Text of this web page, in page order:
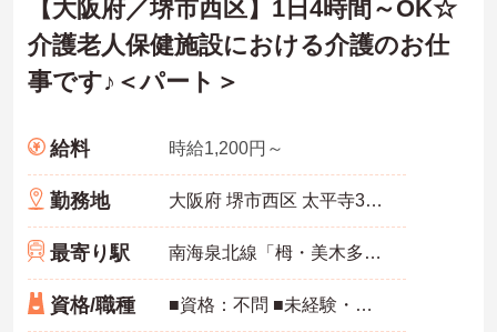
【大阪府／堺市西区】1日4時間～OK☆
介護老人保健施設における介護のお仕
事です♪＜パート＞
給料 時給1,200円～
勤務地 大阪府 堺市西区 太平寺327-1
最寄り駅 南海泉北線「栂・美木多駅」バス・車7分
資格/職種 ■資格：不問 ■未経験・ブランク：可 ※経験者歓迎